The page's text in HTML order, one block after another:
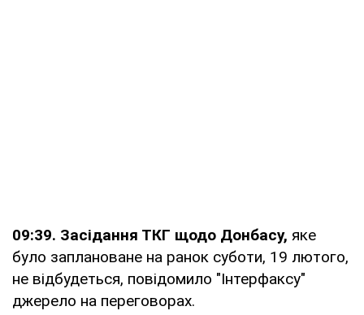
09:39. Засідання ТКГ щодо Донбасу, яке
було заплановане на ранок суботи, 19 лютого,
не відбудеться, повідомило "Інтерфаксу"
джерело на переговорах.